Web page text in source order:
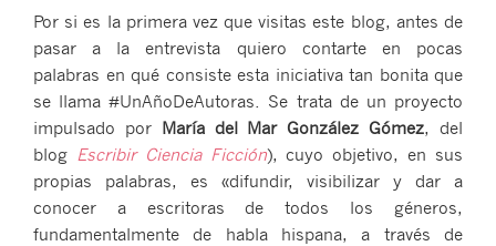
Por si es la primera vez que visitas este blog, antes de
pasar a la entrevista quiero contarte en pocas
palabras en qué consiste esta iniciativa tan bonita que
se llama #UnAñoDeAutoras. Se trata de un proyecto
impulsado por María del Mar González Gómez, del
blog Escribir Ciencia Ficción), cuyo objetivo, en sus
propias palabras, es «difundir, visibilizar y dar a
conocer a escritoras de todos los géneros,
fundamentalmente de habla hispana, a través de